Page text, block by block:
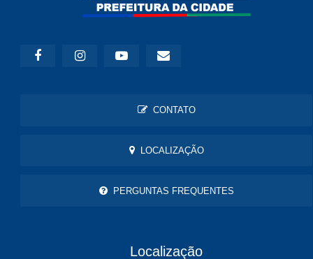
CONTATO
LOCALIZAÇÃO
PERGUNTAS FREQUENTES
Localização